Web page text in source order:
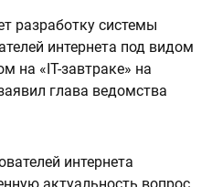
разработку системы
интернета под видом
на «IT-завтраке» на
глава ведомства
интернета